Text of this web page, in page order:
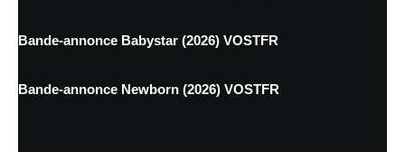
Bande-annonce Babystar (2026) VOSTFR
Bande-annonce Newborn (2026) VOSTFR